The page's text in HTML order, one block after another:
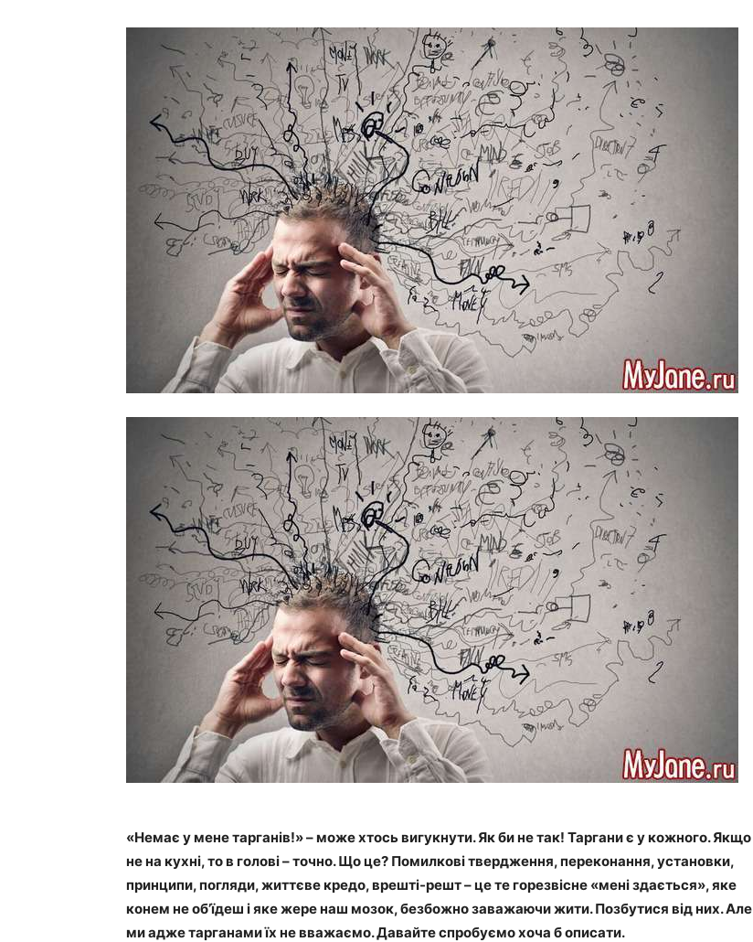
«Немає у мене тарганів!» – може хтось вигукнути. Як би не так! Таргани є у кожного. Якщо
не на кухні, то в голові – точно. Що це? Помилкові твердження, переконання, установки,
принципи, погляди, життєве кредо, врешті-решт – це те горезвісне «мені здається», яке
конем не об’їдеш і яке жере наш мозок, безбожно заважаючи жити. Позбутися від них. Але
ми адже тарганами їх не вважаємо. Давайте спробуємо хоча б описати.